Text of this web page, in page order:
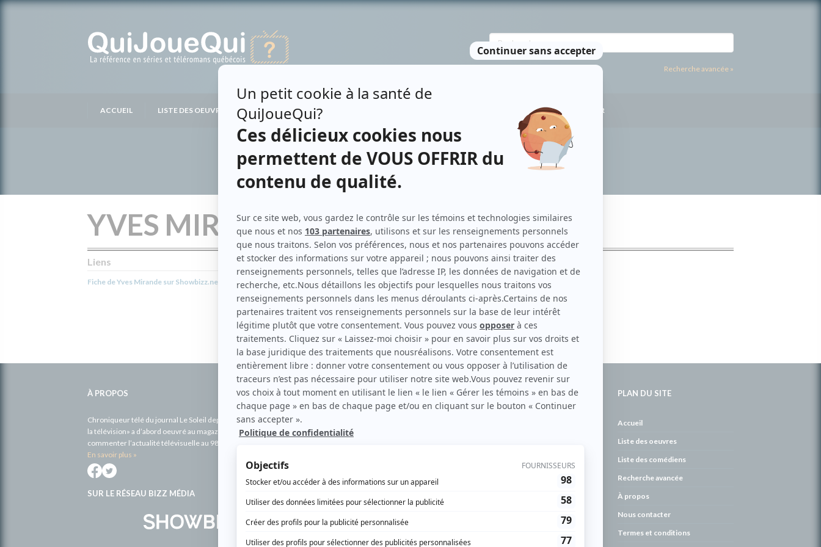
Recherche avancée »
ACCUEIL LISTE DES OEUVRES LISTE DES PERSONNES NOUS CONTACTER
YVES MIRANDE
Liens
Fiche de Yves Mirande sur Showbizz.net
Contributions
Le théâtre populaire: Peg de mon coeurAuteur
À PROPOS
Chroniqueur télé du journal Le Soleil depuis 2001, Richard Therrien carbure à son petit écran. Celui qu’on surnomme parfois «l’encyclopédie de
la télévision» a d’abord oeuvré au magazine TV Hebdo de 1996 à 2001. Sa spécialité: la télé québécoise. On peut l’entendre régulièrement
commenter l’actualité télévisuelle au 98,5.
En savoir plus »
SUR LE RÉSEAU BIZZ MÉDIA
PLAN DU SITE
Accueil
Liste des oeuvres
Liste des comédiens
Recherche avancée
À propos
Nous contacter
Termes et conditions